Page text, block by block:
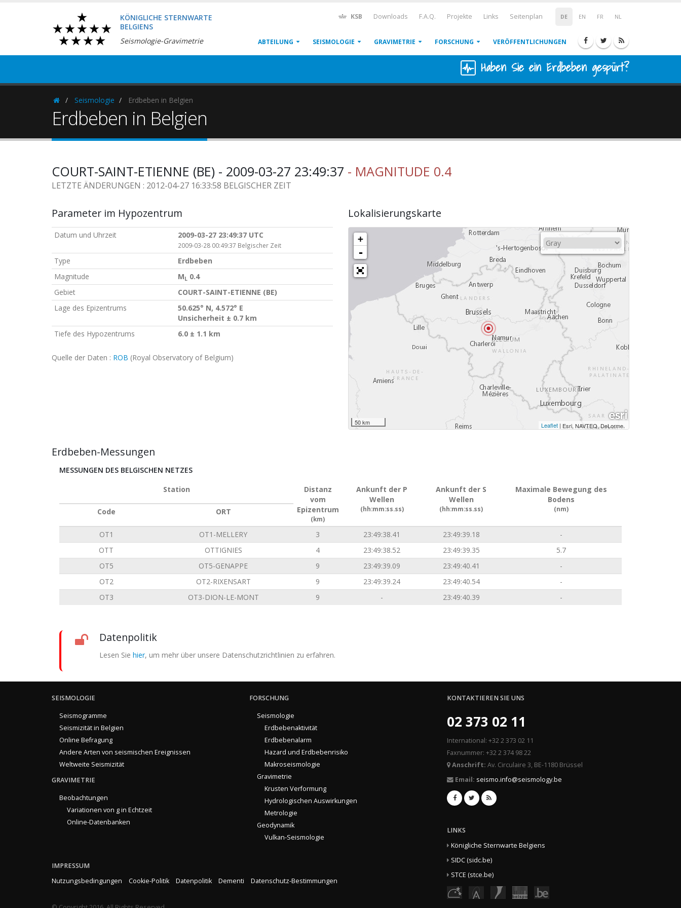
KÖNIGLICHE STERNWARTE
BELGIENS
Seismologie-Gravimetrie
DE EN FR NL
KSB Downloads F.A.Q. Projekte Links Seitenplan
ABTEILUNG SEISMOLOGIE GRAVIMETRIE FORSCHUNG VERÖFFENTLICHUNGEN
Haben Sie ein Erdbeben gespürt?
HomepageSeismologie Erdbeben in Belgien
Erdbeben in Belgien
COURT-SAINT-ETIENNE (BE) - 2009-03-27 23:49:37 - MAGNITUDE 0.4
LETZTE ÄNDERUNGEN : 2012-04-27 16:33:58 BELGISCHER ZEIT
Parameter im Hypozentrum
Datum und Uhrzeit 2009-03-27 23:49:37 UTC
2009-03-28 00:49:37 Belgischer Zeit
Type
Erdbeben
Magnitude
ML 0.4
Gebiet
COURT-SAINT-ETIENNE (BE)
Lage des Epizentrums
50.625° N, 4.572° E
Unsicherheit ± 0.7 km
Tiefe des Hypozentrums
6.0 ± 1.1 km
Quelle der Daten : ROB (Royal Observatory of Belgium)
Lokalisierungskarte
+
-
50 km Leaflet | Esri, NAVTEQ, DeLorme,
Erdbeben-Messungen
MESSUNGEN DES BELGISCHEN NETZES
Station
Distanz
vom
Epizentrum
(km)
Ankunft der P
Wellen
(hh:mm:ss.ss)
Ankunft der S
Wellen
(hh:mm:ss.ss)
Maximale Bewegung des
Bodens
(nm)
Code ORT
OT1 OT1-MELLERY 3 23:49:38.41 23:49:39.18
-
OTT
OTTIGNIES 4 23:49:38.52 23:49:39.35
5.7
OT5
OT5-GENAPPE 9 23:49:39.09 23:49:40.41
-
OT2
OT2-RIXENSART 9 23:49:39.24 23:49:40.54
-
OT3
OT3-DION-LE-MONT 9 - 23:49:40.39 -
Datenpolitik
Lesen Sie hier, um mehr über unsere Datenschutzrichtlinien zu erfahren.
SEISMOLOGIE
Seismogramme
Seismizität in Belgien
Online Befragung
Andere Arten von seismischen Ereignissen
Weltweite Seismizität
GRAVIMETRIE
Beobachtungen
Variationen von g in Echtzeit
Online-Datenbanken
FORSCHUNG
Seismologie
Erdbebenaktivität
Erdbebenalarm
Hazard und Erdbebenrisiko
Makroseismologie
Gravimetrie
Krusten Verformung
Hydrologischen Auswirkungen
Metrologie
Geodynamik
Vulkan-Seismologie
IMPRESSUM
Nutzungsbedingungen
Cookie-Politik Datenpolitik Dementi Datenschutz-Bestimmungen
KONTAKTIEREN SIE UNS
02 373 02 11
International: +32 2 373 02 11
Faxnummer: +32 2 374 98 22
Anschrift: Av. Circulaire 3, BE-1180 Brüssel
Email: seismo.info@seismology.be
LINKS
Königliche Sternwarte Belgiens
SIDC (sidc.be)
STCE (stce.be)